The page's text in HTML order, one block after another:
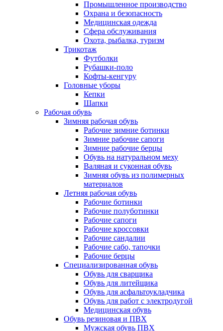
Промышленное производство
Охрана и безопасность
Медицинская одежда
Сфера обслуживания
Охота, рыбалка, туризм
Трикотаж
Футболки
Рубашки-поло
Кофты-кенгуру
Головные уборы
Кепки
Шапки
Рабочая обувь
Зимняя рабочая обувь
Рабочие зимние ботинки
Зимние рабочие сапоги
Зимние рабочие берцы
Обувь на натуральном меху
Валяная и суконная обувь
Зимняя обувь из полимерных
материалов
Летняя рабочая обувь
Рабочие ботинки
Рабочие полуботинки
Рабочие сапоги
Рабочие кроссовки
Рабочие сандалии
Рабочие сабо, тапочки
Рабочие берцы
Специализированная обувь
Обувь для сварщика
Обувь для литейщика
Обувь для асфальтоукладчика
Обувь для работ с электродугой
Медицинская обувь
Обувь резиновая и ПВХ
Мужская обувь ПВХ